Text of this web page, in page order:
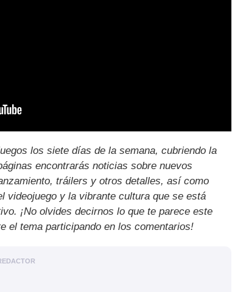
los siete días de la semana, cubriendo la
encontrarás noticias sobre nuevos
tráilers y otros detalles, así como
videojuego y la vibrante cultura que se está
¡No olvides decirnos lo que te parece este
el tema participando en los comentarios!